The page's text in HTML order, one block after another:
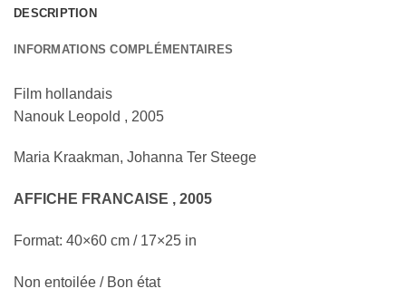
DESCRIPTION
INFORMATIONS COMPLÉMENTAIRES
Film hollandais
Nanouk Leopold , 2005
Maria Kraakman, Johanna Ter Steege
AFFICHE FRANCAISE , 2005
Format: 40×60 cm / 17×25 in
Non entoilée / Bon état